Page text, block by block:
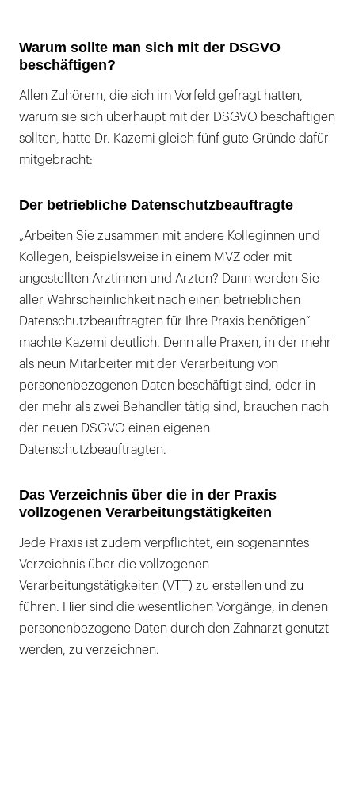
Warum sollte man sich mit der DSGVO
beschäftigen?
Allen Zuhörern, die sich im Vorfeld gefragt hatten,
warum sie sich überhaupt mit der DSGVO beschäftigen
sollten, hatte Dr. Kazemi gleich fünf gute Gründe dafür
mitgebracht:
Der betriebliche Datenschutzbeauftragte
„Arbeiten Sie zusammen mit andere Kolleginnen und
Kollegen, beispielsweise in einem MVZ oder mit
angestellten Ärztinnen und Ärzten? Dann werden Sie
aller Wahrscheinlichkeit nach einen betrieblichen
Datenschutzbeauftragten für Ihre Praxis benötigen“
machte Kazemi deutlich. Denn alle Praxen, in der mehr
als neun Mitarbeiter mit der Verarbeitung von
personenbezogenen Daten beschäftigt sind, oder in
der mehr als zwei Behandler tätig sind, brauchen nach
der neuen DSGVO einen eigenen
Datenschutzbeauftragten.
Das Verzeichnis über die in der Praxis
vollzogenen Verarbeitungstätigkeiten
Jede Praxis ist zudem verpflichtet, ein sogenanntes
Verzeichnis über die vollzogenen
Verarbeitungstätigkeiten (VTT) zu erstellen und zu
führen. Hier sind die wesentlichen Vorgänge, in denen
personenbezogene Daten durch den Zahnarzt genutzt
werden, zu verzeichnen.